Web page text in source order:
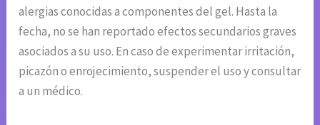
alergias conocidas a componentes del gel. Hasta la
fecha, no se han reportado efectos secundarios graves
asociados a su uso. En caso de experimentar irritación,
picazón o enrojecimiento, suspender el uso y consultar
a un médico.